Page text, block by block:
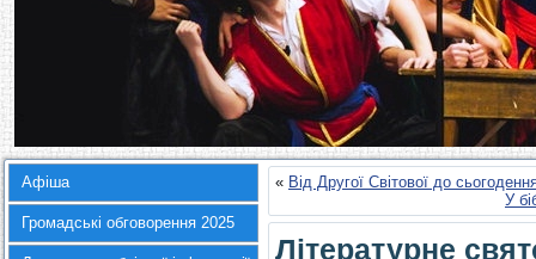
Афіша
Громадські обговорення 2025
« Від Другої Світової до
У
Літературне